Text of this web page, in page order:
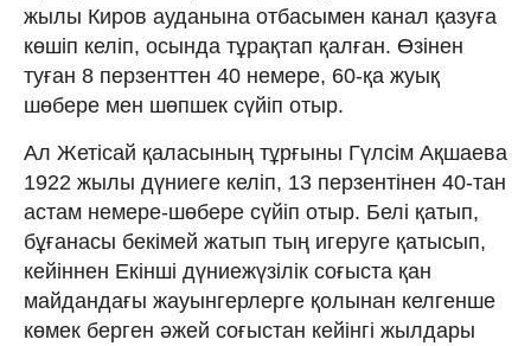
жылы Киров ауданына отбасымен канал қазуға
көшіп келіп, осында тұрақтап қалған. Өзінен
туған 8 перзенттен 40 немере, 60-қа жуық
шөбере мен шөпшек сүйіп отыр.
Ал Жетісай қаласының тұрғыны Гүлсім Ақшаева
1922 жылы дүниеге келіп, 13 перзентінен 40-тан
астам немере-шөбере сүйіп отыр. Белі қатып,
бұғанасы бекімей жатып тың игеруге қатысып,
кейіннен Екінші дүниежүзілік соғыста қан
майдандағы жауынгерлерге қолынан келгенше
көмек берген әжей соғыстан кейінгі жылдары